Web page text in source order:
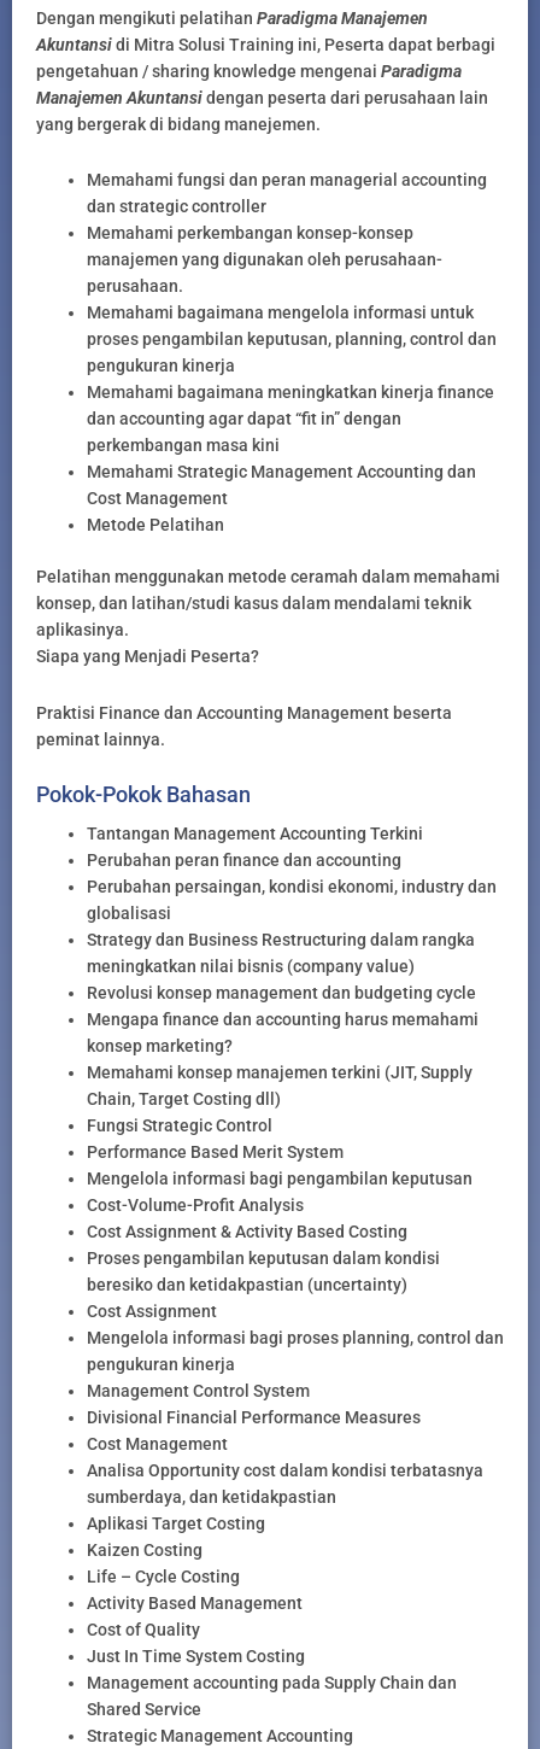
Dengan mengikuti pelatihan Paradigma Manajemen
Akuntansidi Mitra Solusi Training ini, Peserta dapat berbagi
pengetahuan / sharing knowledge mengenai Paradigma
Manajemen Akuntansidengan peserta dari perusahaan lain
yang bergerak di bidang manejemen.
Memahami fungsi dan peran managerial accounting
dan strategic controller
Memahami perkembangan konsep-konsep
manajemen yang digunakan oleh perusahaan-
perusahaan.
Memahami bagaimana mengelola informasi untuk
proses pengambilan keputusan, planning, control dan
pengukuran kinerja
Memahami bagaimana meningkatkan kinerja finance
dan accounting agar dapat “fit in” dengan
perkembangan masa kini
Memahami Strategic Management Accounting dan
Cost Management
Metode Pelatihan
Pelatihan menggunakan metode ceramah dalam memahami
konsep, dan latihan/studi kasus dalam mendalami teknik
aplikasinya.
Siapa yang Menjadi Peserta?
Praktisi Finance dan Accounting Management beserta
peminat lainnya.
Pokok-Pokok Bahasan
Tantangan Management Accounting Terkini
Perubahan peran finance dan accounting
Perubahan persaingan, kondisi ekonomi, industry dan
globalisasi
Strategy dan Business Restructuring dalam rangka
meningkatkan nilai bisnis (company value)
Revolusi konsep management dan budgeting cycle
Mengapa finance dan accounting harus memahami
konsep marketing?
Memahami konsep manajemen terkini (JIT, Supply
Chain, Target Costing dll)
Fungsi Strategic Control
Performance Based Merit System
Mengelola informasi bagi pengambilan keputusan
Cost-Volume-Profit Analysis
Cost Assignment & Activity Based Costing
Proses pengambilan keputusan dalam kondisi
beresiko dan ketidakpastian (uncertainty)
Cost Assignment
Mengelola informasi bagi proses planning, control dan
pengukuran kinerja
Management Control System
Divisional Financial Performance Measures
Cost Management
Analisa Opportunity cost dalam kondisi terbatasnya
sumberdaya, dan ketidakpastian
Aplikasi Target Costing
Kaizen Costing
Life – Cycle Costing
Activity Based Management
Cost of Quality
Just In Time System Costing
Management accounting pada Supply Chain dan
Shared Service
Strategic Management Accounting